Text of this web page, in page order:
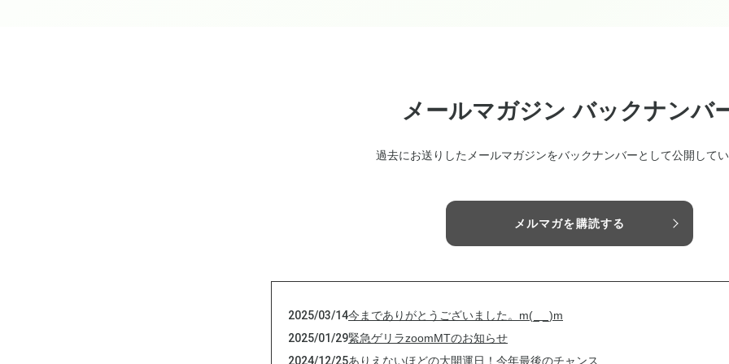
メールマガジン バックナンバ
過去にお送りしたメールマガジンをバックナンバーとして公開してい
メルマガを購読する
2025/03/14今までありがとうございました。m(_ _)m
2025/01/29緊急ゲリラzoomMTのお知らせ
2024/12/25ありえないほどの大開運日！今年最後のチャンス